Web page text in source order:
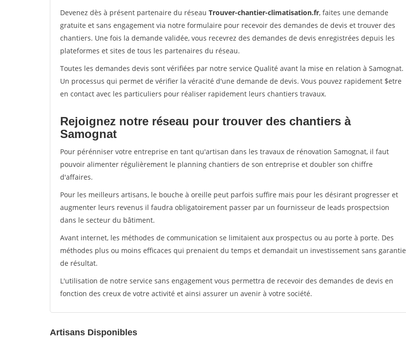
Devenez dès à présent partenaire du réseau Trouver-chantier-climatisation.fr, faites une demande
gratuite et sans engagement via notre formulaire pour recevoir des demandes de devis et trouver des
chantiers. Une fois la demande validée, vous recevrez des demandes de devis enregistrées depuis les
plateformes et sites de tous les partenaires du réseau.
Toutes les demandes devis sont vérifiées par notre service Qualité avant la mise en relation à Samognat.
Un processus qui permet de vérifier la véracité d'une demande de devis. Vous pouvez rapidement $etre
en contact avec les particuliers pour réaliser rapidement leurs chantiers travaux.
Rejoignez notre réseau pour trouver des chantiers à
Samognat
Pour pérénniser votre entreprise en tant qu'artisan dans les travaux de rénovation Samognat, il faut
pouvoir alimenter régulièrement le planning chantiers de son entreprise et doubler son chiffre
d'affaires.
Pour les meilleurs artisans, le bouche à oreille peut parfois suffire mais pour les désirant progresser et
augmenter leurs revenus il faudra obligatoirement passer par un fournisseur de leads prospectsion
dans le secteur du bâtiment.
Avant internet, les méthodes de communication se limitaient aux prospectus ou au porte à porte. Des
méthodes plus ou moins efficaces qui prenaient du temps et demandait un investissement sans garantie
de résultat.
L'utilisation de notre service sans engagement vous permettra de recevoir des demandes de devis en
fonction des creux de votre activité et ainsi assurer un avenir à votre société.
Artisans Disponibles